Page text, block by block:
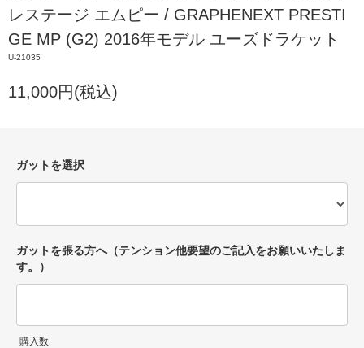
レステージ エムピー / GRAPHENEXT PRESTI
GE MP (G2) 2016年モデル ユーズドラケット
U-21035
11,000円(税込)
ガットを選択
ガットを張る方へ（テンション他要望のご記入をお願いいたしま
す。）
購入数